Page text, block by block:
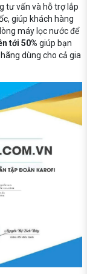
tư vấn và hỗ trợ lắp
giúp khách hàng
máy lọc nước để
tới 50% giúp bạn
dùng cho cả gia